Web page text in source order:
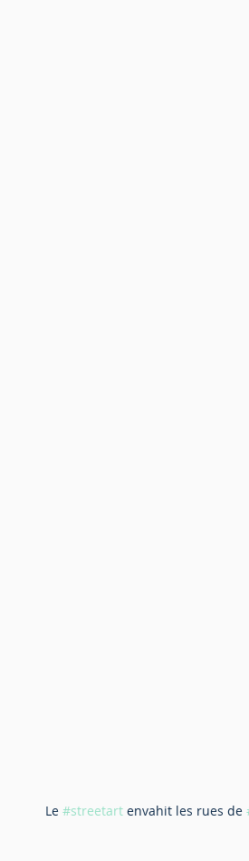
Le #streetart envahit les rues de